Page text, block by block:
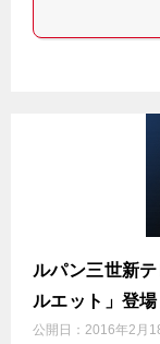
ルパン三世新
ルエット」登場
公開日： 2016年2月